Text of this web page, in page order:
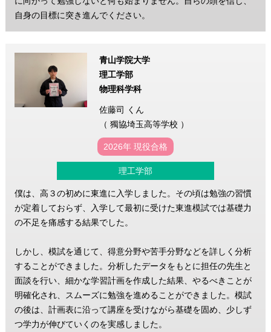
自身の目標に突き進んでください。
青山学院大学
理工学部
物理科学科
佐藤司 くん
（ 獨協埼玉高等学校 ）
2026年 現役合格
理工学部
僕は、高３の初めに東進に入学しました。その頃は勉強の習慣
が定着しておらず、入学して最初に受けた東進模試では基礎力
の不足を痛感する結果でした。
しかし、模試を通じて、得意分野や苦手分野などを詳しく分析
することができました。分析したデータをもとに担任の先生と
面談を行い、細かな学習計画を作成した結果、やるべきことが
明確化され、スムーズに勉強を進めることができました。模試
の後は、計画表に沿って講座を受けながら基礎を固め、少しず
つ学力が伸びていくのを実感しました。